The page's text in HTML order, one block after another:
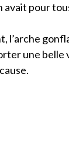
avait pour
l’arche
une belle